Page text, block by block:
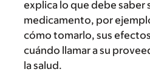
explica lo que debe saber
medicamento, por
cómo tomarlo, sus
cuándo llamar a su
la salud.